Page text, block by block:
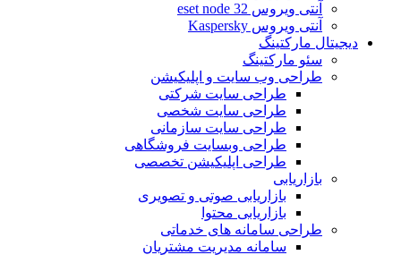
آنتی ویروس 32 eset node
آنتی ویروس Kaspersky
دیجیتال مارکتینگ
سئو مارکتینگ
طراحی وب سایت و اپلیکیشن
طراحی سایت شرکتی
طراحی سایت شخصی
طراحی سایت سازمانی
طراحی وبسایت فروشگاهی
طراحی اپلیکیشن تخصصی
بازاریابی
بازاریابی صوتی و تصویری
بازاریابی محتوا
طراحی سامانه های خدماتی
سامانه مدیریت مشتریان